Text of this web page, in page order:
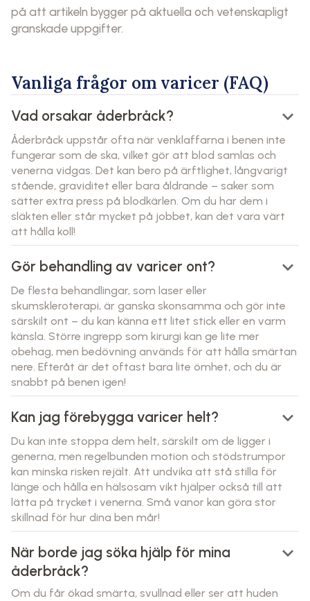
på att artikeln bygger på aktuella och vetenskapligt
granskade uppgifter.
Vanliga frågor om varicer (FAQ)
Vad orsakar åderbråck? keyboard_arrow_down
Åderbråck uppstår ofta när venklaffarna i benen inte
fungerar som de ska, vilket gör att blod samlas och
venerna vidgas. Det kan bero på ärftlighet, långvarigt
stående, graviditet eller bara åldrande – saker som
sätter extra press på blodkärlen. Om du har dem i
släkten eller står mycket på jobbet, kan det vara värt
att hålla koll!
Gör behandling av varicer ont? keyboard_arrow_down
De flesta behandlingar, som laser eller
skumskleroterapi, är ganska skonsamma och gör inte
särskilt ont – du kan känna ett litet stick eller en varm
känsla. Större ingrepp som kirurgi kan ge lite mer
obehag, men bedövning används för att hålla smärtan
nere. Efteråt är det oftast bara lite ömhet, och du är
snabbt på benen igen!
Kan jag förebygga varicer helt? keyboard_arrow_down
Du kan inte stoppa dem helt, särskilt om de ligger i
generna, men regelbunden motion och stödstrumpor
kan minska risken rejält. Att undvika att stå stilla för
länge och hålla en hälsosam vikt hjälper också till att
lätta på trycket i venerna. Små vanor kan göra stor
skillnad för hur dina ben mår!
När borde jag söka hjälp för mina
åderbråck?
keyboard_arrow_down
Om du får ökad smärta, svullnad eller ser att huden